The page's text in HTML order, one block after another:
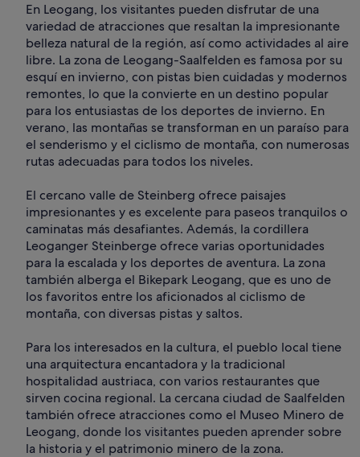
En Leogang, los visitantes pueden disfrutar de una
variedad de atracciones que resaltan la impresionante
belleza natural de la región, así como actividades al aire
libre. La zona de Leogang-Saalfelden es famosa por su
esquí en invierno, con pistas bien cuidadas y modernos
remontes, lo que la convierte en un destino popular
para los entusiastas de los deportes de invierno. En
verano, las montañas se transforman en un paraíso para
el senderismo y el ciclismo de montaña, con numerosas
rutas adecuadas para todos los niveles.
El cercano valle de Steinberg ofrece paisajes
impresionantes y es excelente para paseos tranquilos o
caminatas más desafiantes. Además, la cordillera
Leoganger Steinberge ofrece varias oportunidades
para la escalada y los deportes de aventura. La zona
también alberga el Bikepark Leogang, que es uno de
los favoritos entre los aficionados al ciclismo de
montaña, con diversas pistas y saltos.
Para los interesados en la cultura, el pueblo local tiene
una arquitectura encantadora y la tradicional
hospitalidad austriaca, con varios restaurantes que
sirven cocina regional. La cercana ciudad de Saalfelden
también ofrece atracciones como el Museo Minero de
Leogang, donde los visitantes pueden aprender sobre
la historia y el patrimonio minero de la zona.